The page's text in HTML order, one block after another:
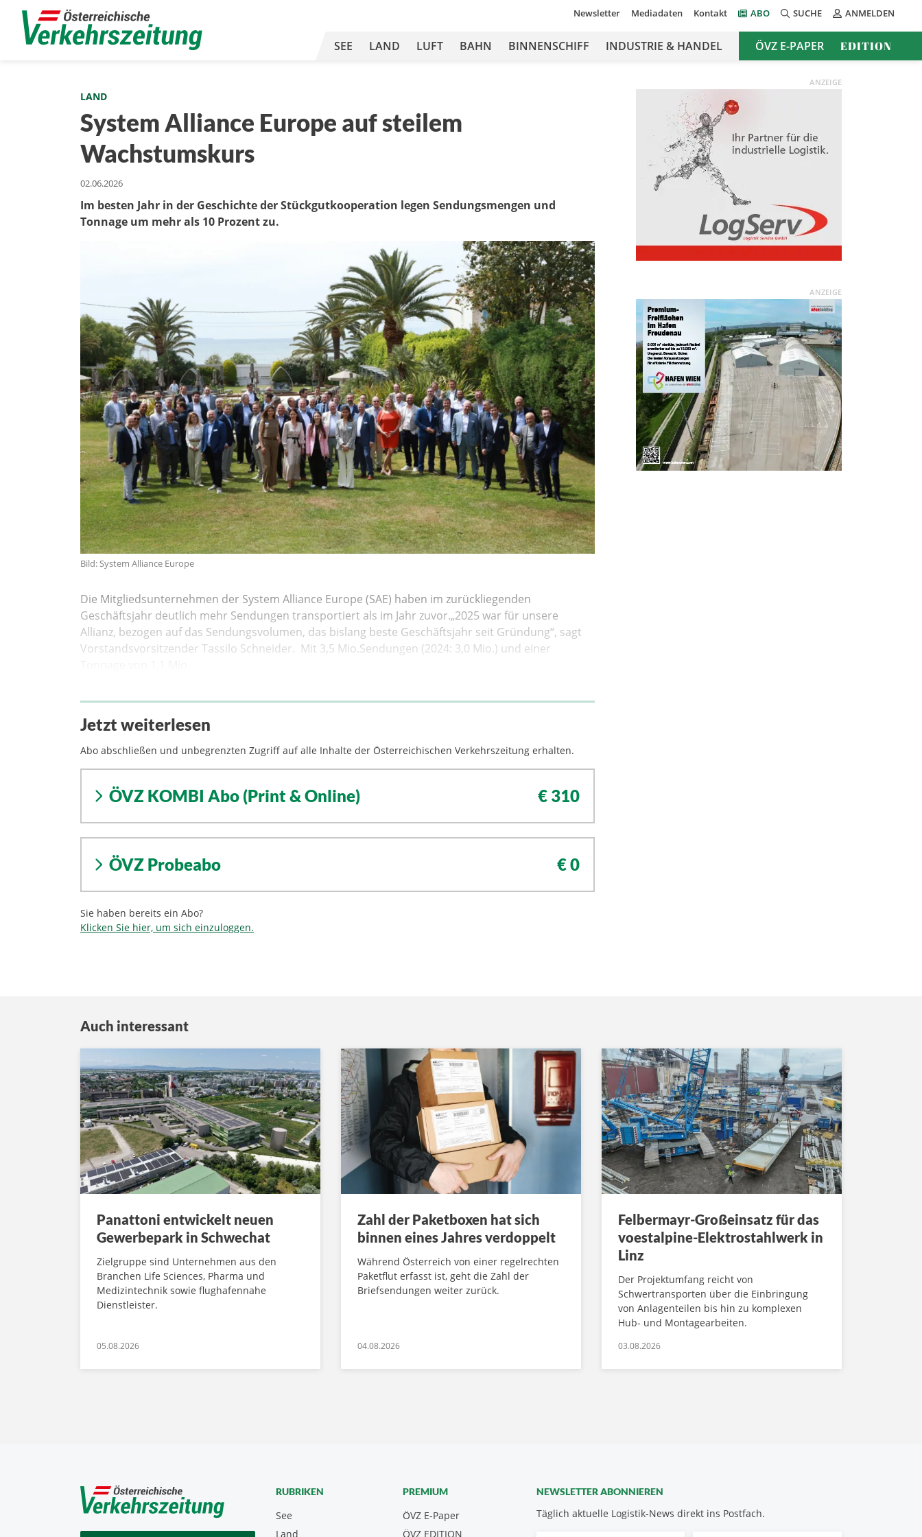
Newsletter Mediadaten Kontakt ABO SUCHE ANMELDEN
SEE LAND LUFT BAHN BINNENSCHIFF INDUSTRIE & HANDEL ÖVZ E-PAPER EDITION
LAND
System Alliance Europe auf steilem
Wachstumskurs
02.06.2026
Im besten Jahr in der Geschichte der Stückgutkooperation legen Sendungsmengen und
Tonnage um mehr als 10 Prozent zu.
Bild: System Alliance Europe
Die Mitgliedsunternehmen der System Alliance Europe (SAE) haben im zurückliegenden
Geschäftsjahr deutlich mehr Sendungen transportiert als im Jahr zuvor.„2025 war für unsere
Allianz, bezogen auf das Sendungsvolumen, das bislang beste Geschäftsjahr seit Gründung“, sagt
Vorstandsvorsitzender Tassilo Schneider. Mit 3,5 Mio.Sendungen (2024: 3,0 Mio.) und einer
Jetzt weiterlesen
Abo abschließen und unbegrenzten Zugriff auf alle Inhalte der Österreichischen Verkehrszeitung erhalten.
ÖVZ KOMBI Abo (Print & Online) € 310
ÖVZ Probeabo € 0
Sie haben bereits ein Abo?
Klicken Sie hier, um sich einzuloggen.
ANZEIGE
ANZEIGE
Auch interessant
Panattoni entwickelt neuen
Gewerbepark in Schwechat
Zielgruppe sind Unternehmen aus den
Branchen Life Sciences, Pharma und
Medizintechnik sowie flughafennahe
Dienstleister.
05.08.2026
Zahl der Paketboxen hat sich
binnen eines Jahres verdoppelt
Während Österreich von einer regelrechten
Paketflut erfasst ist, geht die Zahl der
Briefsendungen weiter zurück.
04.08.2026
Felbermayr-Großeinsatz für das
voestalpine-Elektrostahlwerk in
Linz
Der Projektumfang reicht von
Schwertransporten über die Einbringung
von Anlagenteilen bis hin zu komplexen
Hub- und Montagearbeiten.
03.08.2026
NEWSLETTER ABONNIEREN
Täglich aktuelle Logistik-News direkt ins Postfach.
RUBRIKEN
See
Land
PREMIUM
ÖVZ E-Paper
ÖVZ EDITION